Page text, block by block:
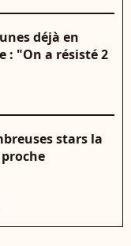
déjà en
: "On a résisté 2
stars la